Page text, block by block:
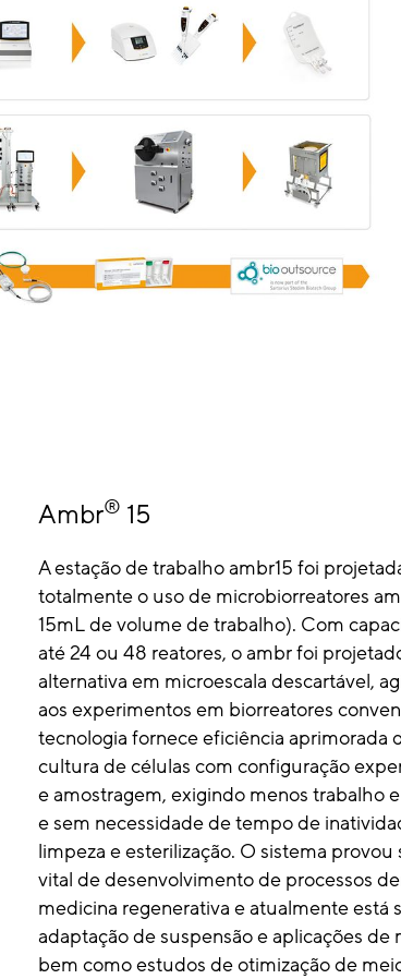
Ambr® 15
A estação de trabalho ambr15 foi
totalmente o uso de microbiorreatores
15mL de volume de trabalho). Com
até 24 ou 48 reatores, o ambr foi
alternativa em microescala descartável,
aos experimentos em biorreatores
tecnologia fornece eficiência aprimorada
cultura de células com configuração
e amostragem, exigindo menos trabalho
e sem necessidade de tempo de
limpeza e esterilização. O sistema
vital de desenvolvimento de processos
medicina regenerativa e atualmente está
adaptação de suspensão e aplicações de
bem como estudos de otimização de